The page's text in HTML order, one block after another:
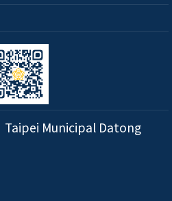
Taipei Municipal Datong